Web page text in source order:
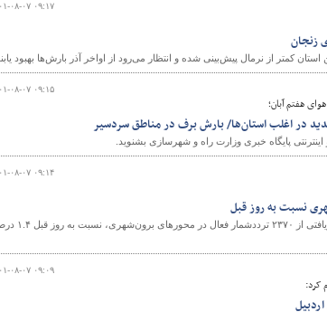
۱۴۰۱-۰۸-۰۷
زنجان
کمتر از نرمال پیش‌بینی شده و انتظار می‌رود از اواخر آذر بارش‌ها بهبود
۱۴۰۱-۰۸-۰۷
هفتم آبان؛
در اغلب استان‌ها/ بارش برف در مناطق سردسیر
پایگاه خبری وزارت راه و شهرسازی بشنوید.
۱۴۰۱-۰۸-۰۷
طی شبانه ‌روز گذشته، براساس آخرین اطلاعات دریافتی از ۲۳۷۰ ترددشمار فعال
۱۴۰۱-۰۸-۰۷
کرد: